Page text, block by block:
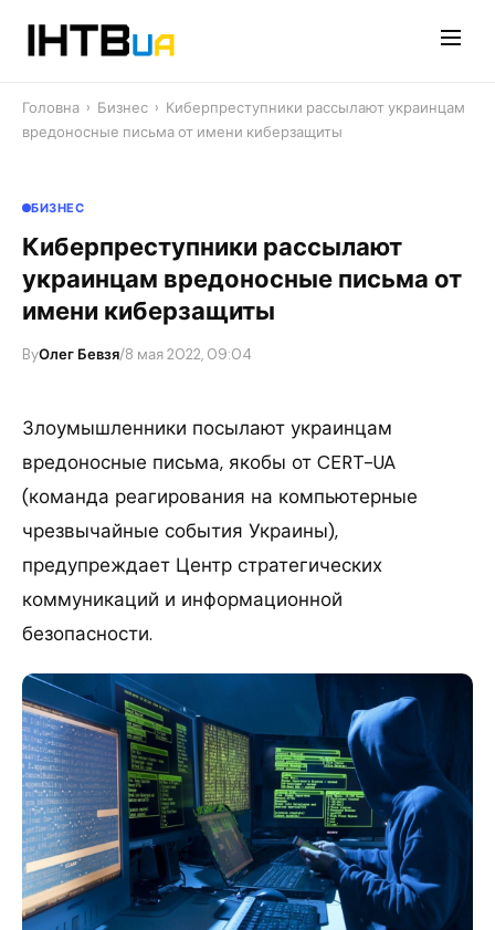
Головна › Бизнес › Киберпреступники рассылают украинцам
вредоносные письма от имени киберзащиты
БИЗНЕС
Киберпреступники рассылают
украинцам вредоносные письма от
имени киберзащиты
ByОлег Бевзя/8 мая 2022, 09:04
Злоумышленники посылают украинцам
вредоносные письма, якобы от CERT-UA
(команда реагирования на компьютерные
чрезвычайные события Украины),
предупреждает Центр стратегических
коммуникаций и информационной
безопасности.